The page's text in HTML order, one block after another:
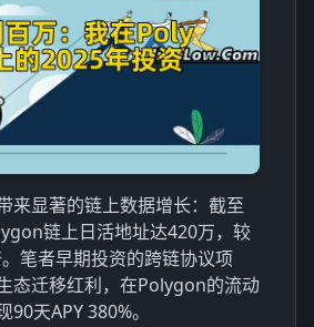
来显著的链上数据增长：截至
链上日活地址达420万，较
笔者早期投资的跨链协议项
态迁移红利，在Polygon的流动
天APY 380%。